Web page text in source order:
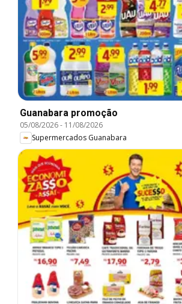
Guanabara promoção
05/08/2026- 11/08/2026
Supermercados Guanabara